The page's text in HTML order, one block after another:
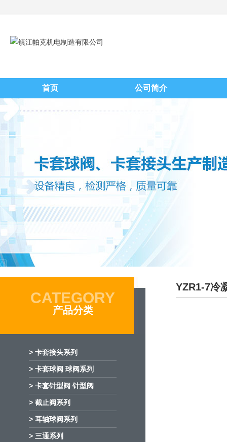
首页 公司简介
CATEGORY
产品分类
> 卡套接头系列
> 卡套球阀 球阀系列
> 卡套针型阀 针型阀
> 截止阀系列
> 耳轴球阀系列
> 三通系列
YZR1-7冷